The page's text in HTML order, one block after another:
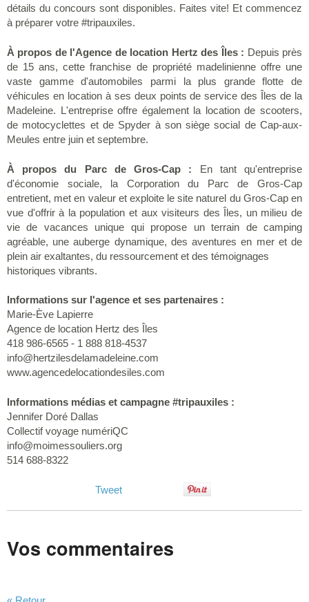
détails du concours sont disponibles. Faites vite! Et commencez
à préparer votre #tripauxiles.
À propos de l'Agence de location Hertz des Îles : Depuis près
de 15 ans, cette franchise de propriété madelinienne offre une
vaste gamme d'automobiles parmi la plus grande flotte de
véhicules en location à ses deux points de service des Îles de la
Madeleine. L'entreprise offre également la location de scooters,
de motocyclettes et de Spyder à son siège social de Cap-aux-
Meules entre juin et septembre.
À propos du Parc de Gros-Cap : En tant qu'entreprise
d'économie sociale, la Corporation du Parc de Gros-Cap
entretient, met en valeur et exploite le site naturel du Gros-Cap en
vue d'offrir à la population et aux visiteurs des Îles, un milieu de
vie de vacances unique qui propose un terrain de camping
agréable, une auberge dynamique, des aventures en mer et de
plein air exaltantes, du ressourcement et des témoignages
historiques vibrants.
Informations sur l'agence et ses partenaires :
Marie-Ève Lapierre
Agence de location Hertz des Îles
418 986-6565 - 1 888 818-4537
info@hertzilesdelamadeleine.com
www.agencedelocationdesiles.com
Informations médias et campagne #tripauxiles :
Jennifer Doré Dallas
Collectif voyage numériQC
info@moimessouliers.org
514 688-8322
Tweet
Vos commentaires